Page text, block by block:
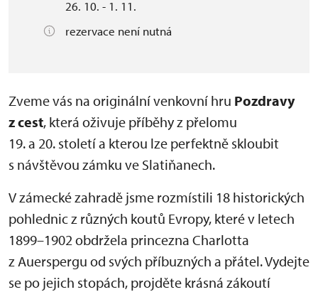
26. 10. - 1. 11.
rezervace není nutná
Zveme vás na originální venkovní hru Pozdravy
z cest, která oživuje příběhy z přelomu
19. a 20. století a kterou lze perfektně skloubit
s návštěvou zámku ve Slatiňanech.
V zámecké zahradě jsme rozmístili 18 historických
pohlednic z různých koutů Evropy, které v letech
1899–1902 obdržela princezna Charlotta
z Auerspergu od svých příbuzných a přátel. Vydejte
se po jejich stopách, projděte krásná zákoutí